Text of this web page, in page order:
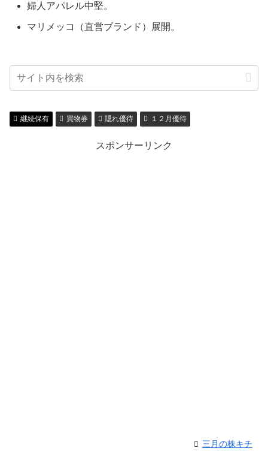
婦人アパレル中堅。
マリメッコ（直営ブランド）展開。
継続保有 買物券 隠れ優待 １２月優待
スポンサーリンク
三月の株キチ